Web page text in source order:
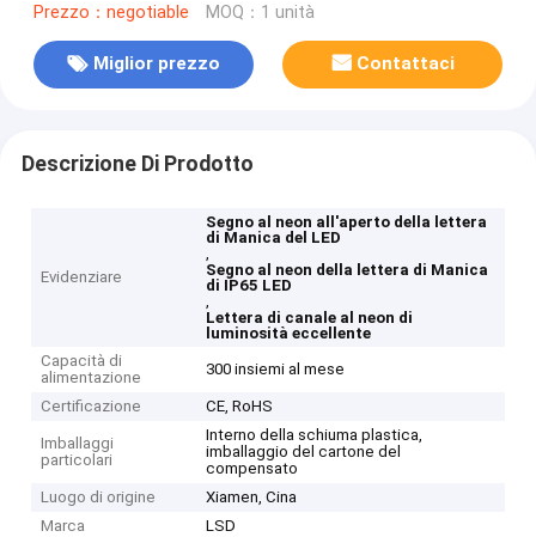
Prezzo：negotiable MOQ：1 unità
Miglior prezzo Contattaci
Descrizione Di Prodotto
Evidenziare
Segno al neon all'aperto della lettera
di Manica del LED
,
Segno al neon della lettera di Manica
di IP65 LED
,
Lettera di canale al neon di
luminosità eccellente
Capacità di
alimentazione
300 insiemi al mese
Certificazione CE, RoHS
Imballaggi
particolari
Interno della schiuma plastica,
imballaggio del cartone del
compensato
Luogo di origine
Xiamen, Cina
Marca
LSD